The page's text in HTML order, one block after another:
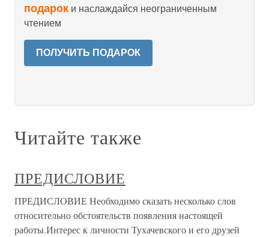
подарок и наслаждайся неограниченным
чтением
ПОЛУЧИТЬ ПОДАРОК
Читайте также
ПРЕДИСЛОВИЕ
ПРЕДИСЛОВИЕ Необходимо сказать несколько слов
относительно обстоятельств появления настоящей
работы.Интерес к личности Тухачевского и его друзей